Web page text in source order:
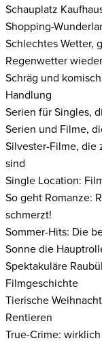
Schauplatz
Shopping-
Schlechtes Wetter,
Regenwetter
Schräg und
Handlung
Serien für Singles,
Serien und Filme,
Silvester-Filme, die
sind
Single Location:
So geht Romanze:
schmerzt!
Sommer-Hits: Die
Sonne die
Spektakuläre
Filmgeschichte
Tierische
Rentieren
True-Crime: